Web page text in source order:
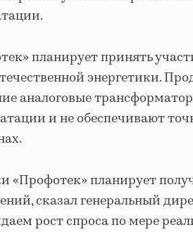
планирует принять
энергетики.
аналоговые
и не обеспечивают
«Профотек» планирует
сказал генеральный
рост спроса по мере